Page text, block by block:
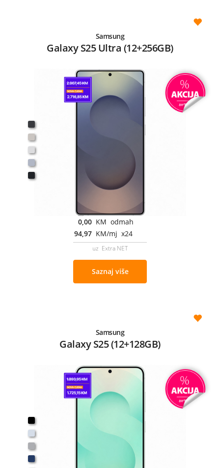
Samsung
Galaxy S25 Ultra (12+256GB)
0,00 KM odmah
94,97 KM/mj x24
uz Extra NET
Saznaj više
Samsung
Galaxy S25 (12+128GB)